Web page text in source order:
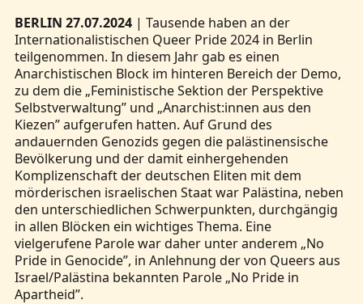
BERLIN 27.07.2024| Tausende haben an der
Internationalistischen Queer Pride 2024 in Berlin
teilgenommen. In diesem Jahr gab es einen
Anarchistischen Block im hinteren Bereich der Demo,
zu dem die „Feministische Sektion der Perspektive
Selbstverwaltung” und „Anarchist:innen aus den
Kiezen” aufgerufen hatten. Auf Grund des
andauernden Genozids gegen die palästinensische
Bevölkerung und der damit einhergehenden
Komplizenschaft der deutschen Eliten mit dem
mörderischen israelischen Staat war Palästina, neben
den unterschiedlichen Schwerpunkten, durchgängig
in allen Blöcken ein wichtiges Thema. Eine
vielgerufene Parole war daher unter anderem „No
Pride in Genocide”, in Anlehnung der von Queers aus
Israel/Palästina bekannten Parole „No Pride in
Apartheid”.